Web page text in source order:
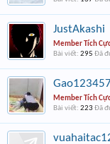
JustAkashi
Member Tích
Bài viết: 295 Đã
Member Tích
Bài viết: 223 Đã